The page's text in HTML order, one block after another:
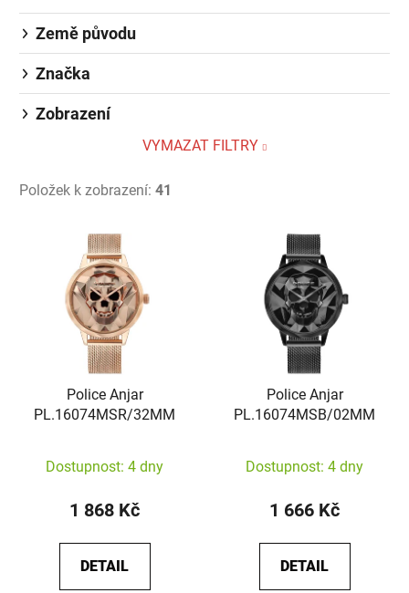
Země původu
Značka
Zobrazení
VYMAZAT FILTRY
Položek k zobrazení: 41
Výpis produktů
Police Anjar
PL.16074MSR/32MM
Dostupnost: 4 dny
1 868 Kč
DETAIL
Police Anjar
PL.16074MSB/02MM
Dostupnost: 4 dny
1 666 Kč
DETAIL